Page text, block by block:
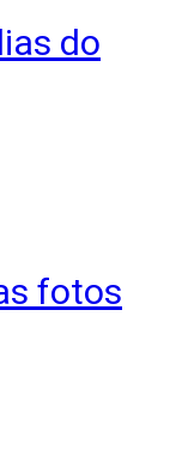
do
fotos